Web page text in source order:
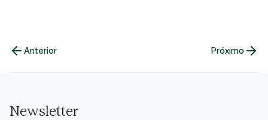
Anterior Próximo
Newsletter